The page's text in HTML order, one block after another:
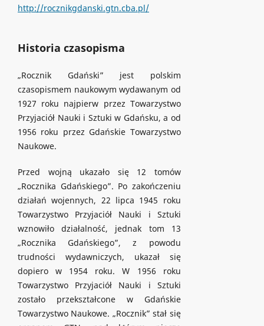
http://rocznikgdanski.gtn.cba.pl/
Historia czasopisma
„Rocznik Gdański” jest polskim
czasopismem naukowym wydawanym od
1927 roku najpierw przez Towarzystwo
Przyjaciół Nauki i Sztuki w Gdańsku, a od
1956 roku przez Gdańskie Towarzystwo
Naukowe.
Przed wojną ukazało się 12 tomów
„Rocznika Gdańskiego”. Po zakończeniu
działań wojennych, 22 lipca 1945 roku
Towarzystwo Przyjaciół Nauki i Sztuki
wznowiło działalność, jednak tom 13
„Rocznika Gdańskiego”, z powodu
trudności wydawniczych, ukazał się
dopiero w 1954 roku. W 1956 roku
Towarzystwo Przyjaciół Nauki i Sztuki
zostało przekształcone w Gdańskie
Towarzystwo Naukowe. „Rocznik” stał się